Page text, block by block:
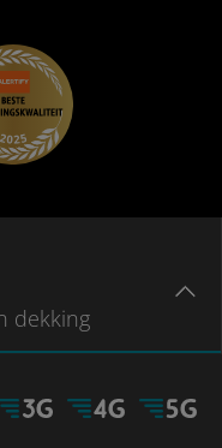
dekking